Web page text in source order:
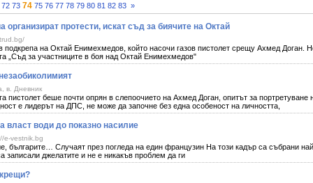
72 73 74 75 76 77 78 79 80 81 82 83 »
организират протести, искат съд за биячите на Октай
подкрепа на Октай Енимехмедов, който насочи газов пистолет срещу Ахмед Доган.
„Съд за участниците в боя над Октай Енимехмедов"
в. Дневник
пистолет беше почти опрян в слепоочието на Ахмед Доган, опитът за
е лидерът на ДПС, не може да започне без една особеност на личността,
власт води до показно насилие
e-vestnik.bg
българите… Случаят през погледа на един французин На този кадър са събрани
записали джелатите и не е никакъв проблем да ги